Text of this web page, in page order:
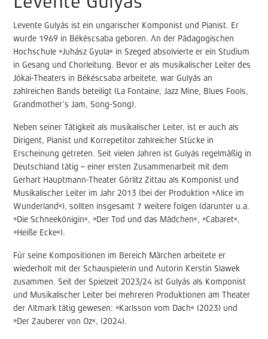
Levente Gulyás ist ein ungarischer Komponist und Pianist. Er
wurde 1969 in Békéscsaba geboren. An der Pädagogischen
Hochschule »Juhász Gyula« in Szeged absolvierte er ein Studium
in Gesang und Chorleitung. Bevor er als musikalischer Leiter des
Jókai-Theaters in Békéscsaba arbeitete, war Gulyás an
zahlreichen Bands beteiligt (La Fontaine, Jazz Mine, Blues Fools,
Grandmother’s Jam, Song-Song).
Neben seiner Tätigkeit als musikalischer Leiter, ist er auch als
Dirigent, Pianist und Korrepetitor zahlreicher Stücke in
Erscheinung getreten. Seit vielen Jahren ist Gulyás regelmäßig in
Deutschland tätig – einer ersten Zusammenarbeit mit dem
Gerhart Hauptmann-Theater Görlitz Zittau als Komponist und
Musikalischer Leiter im Jahr 2013 (bei der Produktion »Alice im
Wunderland«), sollten insgesamt 7 weitere folgen (darunter u.a.
»Die Schneekönigin«, »Der Tod und das Mädchen«, »Cabaret«,
»Heiße Ecke«).
Für seine Kompositionen im Bereich Märchen arbeitete er
wiederholt mit der Schauspielerin und Autorin Kerstin Slawek
zusammen. Seit der Spielzeit 2023/24 ist Gulyás als Komponist
und Musikalischer Leiter bei mehreren Produktionen am Theater
der Altmark tätig gewesen: »Karlsson vom Dach« (2023) und
»Der Zauberer von Oz«, (2024).